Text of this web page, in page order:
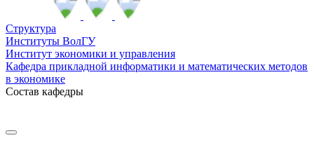
Структура
Институты ВолГУ
Институт экономики и управления
Кафедра прикладной информатики и математических методов
в экономике
Состав кафедры